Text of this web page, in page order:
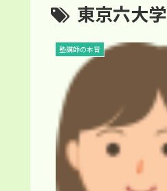
東京六大学
塾講師の本音